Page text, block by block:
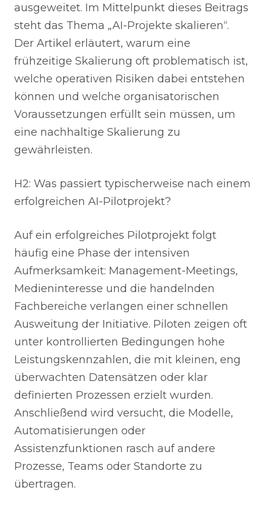
ausgeweitet. Im Mittelpunkt dieses Beitrags
steht das Thema „AI-Projekte skalieren“.
Der Artikel erläutert, warum eine
frühzeitige Skalierung oft problematisch ist,
welche operativen Risiken dabei entstehen
können und welche organisatorischen
Voraussetzungen erfüllt sein müssen, um
eine nachhaltige Skalierung zu
gewährleisten.
H2: Was passiert typischerweise nach einem
erfolgreichen AI-Pilotprojekt?
Auf ein erfolgreiches Pilotprojekt folgt
häufig eine Phase der intensiven
Aufmerksamkeit: Management-Meetings,
Medieninteresse und die handelnden
Fachbereiche verlangen einer schnellen
Ausweitung der Initiative. Piloten zeigen oft
unter kontrollierten Bedingungen hohe
Leistungskennzahlen, die mit kleinen, eng
überwachten Datensätzen oder klar
definierten Prozessen erzielt wurden.
Anschließend wird versucht, die Modelle,
Automatisierungen oder
Assistenzfunktionen rasch auf andere
Prozesse, Teams oder Standorte zu
übertragen.